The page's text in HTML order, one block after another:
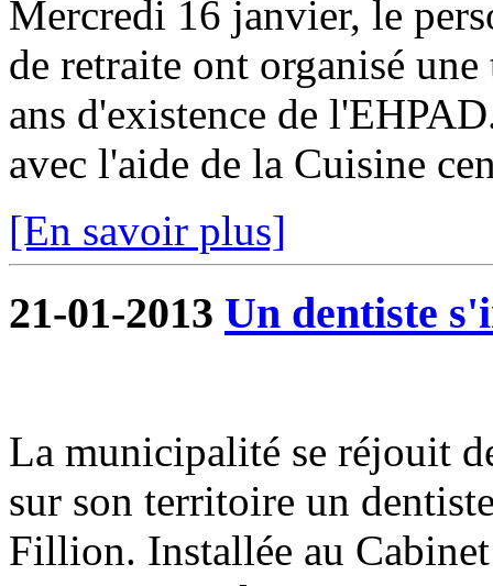
Mercredi 16 janvier, le
de retraite ont organisé
ans d'existence de
avec l'aide de la Cuisine
[En savoir plus]
21-01-2013 Un dentiste
La municipalité se réjouit
sur son territoire un
Fillion. Installée au